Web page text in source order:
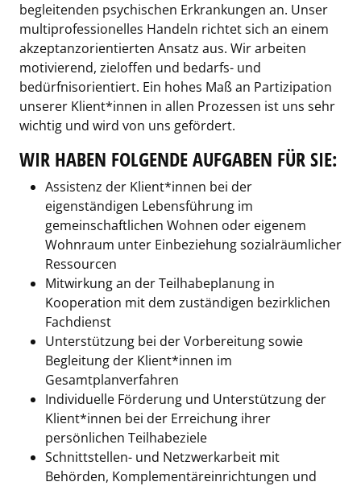
begleitenden psychischen Erkrankungen an. Unser
multiprofessionelles Handeln richtet sich an einem
akzeptanzorientierten Ansatz aus. Wir arbeiten
motivierend, zieloffen und bedarfs- und
bedürfnisorientiert. Ein hohes Maß an Partizipation
unserer Klient*innen in allen Prozessen ist uns sehr
wichtig und wird von uns gefördert.
WIR HABEN FOLGENDE AUFGABEN FÜR SIE:
Assistenz der Klient*innen bei der
eigenständigen Lebensführung im
gemeinschaftlichen Wohnen oder eigenem
Wohnraum unter Einbeziehung sozialräumlicher
Ressourcen
Mitwirkung an der Teilhabeplanung in
Kooperation mit dem zuständigen bezirklichen
Fachdienst
Unterstützung bei der Vorbereitung sowie
Begleitung der Klient*innen im
Gesamtplanverfahren
Individuelle Förderung und Unterstützung der
Klient*innen bei der Erreichung ihrer
persönlichen Teilhabeziele
Schnittstellen- und Netzwerkarbeit mit
Behörden, Komplementäreinrichtungen und